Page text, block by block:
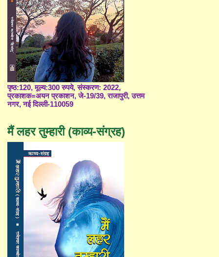
पृष्ठ:120, मूल्य:300 रुपये, संस्करण: 2022,
प्रकाशक=अयन प्रकाशन, जे-19/39, राजापुरी, उत्तम
नगर, नई दिल्ली-110059
मैं लहर तुम्हारी (काव्य-संग्रह)